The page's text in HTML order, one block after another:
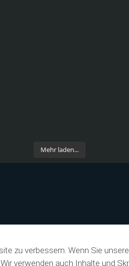
Mehr laden...
zu verbessern. Wenn Sie
verwenden auch Inhalte und